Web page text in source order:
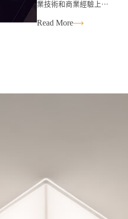
業技術和商業經驗上⋯
Read More